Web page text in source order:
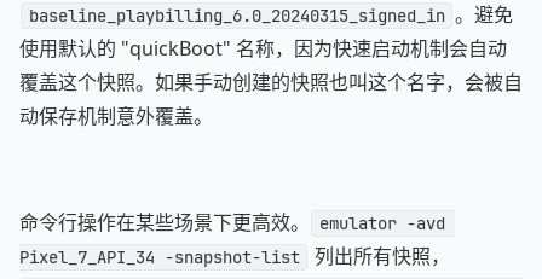
baseline_playbilling_6.0_20240315_signed_in 。避免
使用默认的 "quickBoot" 名称，因为快速启动机制会自动
覆盖这个快照。如果手动创建的快照也叫这个名字，会被自
动保存机制意外覆盖。
命令行操作在某些场景下更高效。
emulator -avd
Pixel_7_API_34 -snapshot-list
列出所有快照，